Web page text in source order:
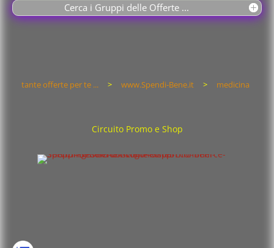
Cerca i Gruppi delle Offerte ...
tante offerte per te ... > www.Spendi-Bene.it > medicina
Circuito Promo e Shop